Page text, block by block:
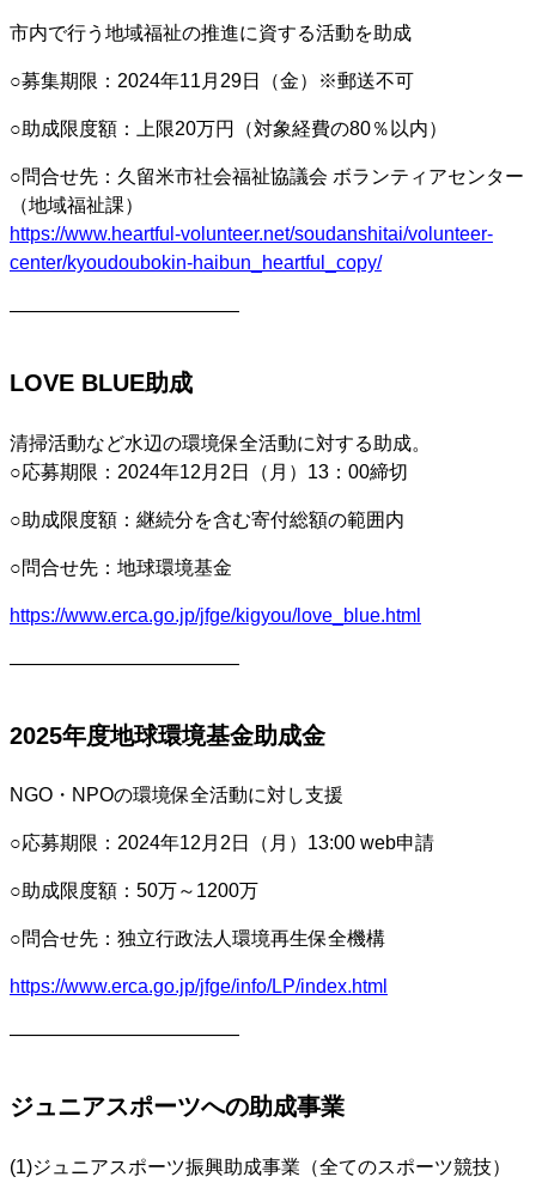
市内で行う地域福祉の推進に資する活動を助成
○募集期限：2024年11月29日（金）※郵送不可
○助成限度額：上限20万円（対象経費の80％以内）
○問合せ先：久留米市社会福祉協議会 ボランティアセンター
（地域福祉課）
https://www.heartful-volunteer.net/soudanshitai/volunteer-
center/kyoudoubokin-haibun_heartful_copy/
————————————
LOVE BLUE助成
清掃活動など水辺の環境保全活動に対する助成。
○応募期限：2024年12月2日（月）13：00締切
○助成限度額：継続分を含む寄付総額の範囲内
○問合せ先：地球環境基金
https://www.erca.go.jp/jfge/kigyou/love_blue.html
————————————
2025年度地球環境基金助成金
NGO・NPOの環境保全活動に対し支援
○応募期限：2024年12月2日（月）13:00 web申請
○助成限度額：50万～1200万
○問合せ先：独立行政法人環境再生保全機構
https://www.erca.go.jp/jfge/info/LP/index.html
————————————
ジュニアスポーツへの助成事業
(1)ジュニアスポーツ振興助成事業（全てのスポーツ競技）